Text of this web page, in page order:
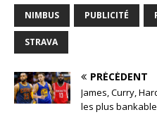
NIMBUS PUBLICITÉ
STRAVA
PRÉCÉDENT
James, Curry,
les plus